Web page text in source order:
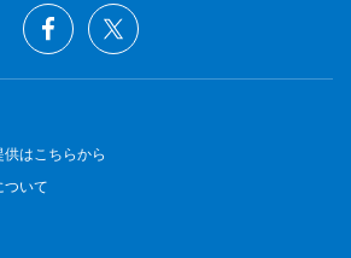
はこちらから
ついて